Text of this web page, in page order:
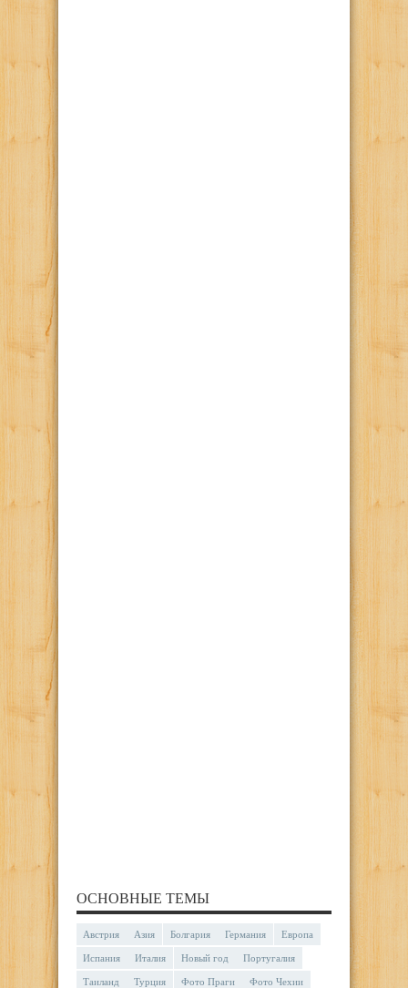
ОСНОВНЫЕ ТЕМЫ
Австрия Азия Болгария Германия Европа
Испания Италия Новый год Португалия
Таиланд Турция Фото Праги Фото Чехии